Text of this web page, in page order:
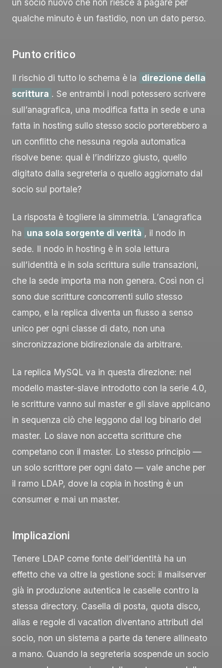
un socio nuovo che non riesce a pagare per
qualche minuto è un fastidio, non un dato perso.
Punto critico
Il rischio di tutto lo schema è la direzione della
scrittura . Se entrambi i nodi potessero scrivere
sull’anagrafica, una modifica fatta in sede e una
fatta in hosting sullo stesso socio porterebbero a
un conflitto che nessuna regola automatica
risolve bene: qual è l’indirizzo giusto, quello
digitato dalla segreteria o quello aggiornato dal
socio sul portale?
La risposta è togliere la simmetria. L’anagrafica
ha una sola sorgente di verità , il nodo in
sede. Il nodo in hosting è in sola lettura
sull’identità e in sola scrittura sulle transazioni,
che la sede importa ma non genera. Così non ci
sono due scritture concorrenti sullo stesso
campo, e la replica diventa un flusso a senso
unico per ogni classe di dato, non una
sincronizzazione bidirezionale da arbitrare.
La replica MySQL va in questa direzione: nel
modello master-slave introdotto con la serie 4.0,
le scritture vanno sul master e gli slave applicano
in sequenza ciò che leggono dal log binario del
master. Lo slave non accetta scritture che
competano con il master. Lo stesso principio —
un solo scrittore per ogni dato — vale anche per
il ramo LDAP, dove la copia in hosting è un
consumer e mai un master.
Implicazioni
Tenere LDAP come fonte dell’identità ha un
effetto che va oltre la gestione soci: il mailserver
già in produzione autentica le caselle contro la
stessa directory. Casella di posta, quota disco,
alias e regole di vacation diventano attributi del
socio, non un sistema a parte da tenere allineato
a mano. Quando la segreteria sospende un socio